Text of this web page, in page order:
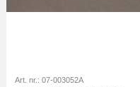
Art. nr.: 07-003052A